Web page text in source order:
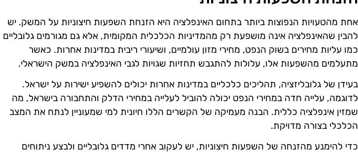
אחת מהטעויות הנפוצות ביותר בתחום האינפלציה היא הזנחת השפעות חיצוניות על המשק. יש
להבין שהאינפלציה אינה מושפעת רק מהמדיניות הכלכלית המקומית, אלא גם מגורמים גלובליים
כמו עליות מחירים בשוק הנפט, מחירי מזון עולמיים, ושיעורי ריבית במדינות אחרות. כאשר
מתעלמים מהשפעות אלו, עלולות להתגבש תחזיות שגויות לגבי האינפלציה במשק הישראלי.
בעידן של גלובליזציה, תהליכים כלכליים במדינות אחרות יכולים להשפיע ישירות על ישראל.
לדוגמה, עלייה חדה במחירי הנפט יכולה להוביל לעלייה במחירי הדלק והתחבורה בישראל, מה
שמזין אינפלציה כללית. הבנה מעמיקה של הקשרים הללו חיונית למי שמעוניין לנתח את המצב
הכלכלי בצורה מדויקת.
כדי להימנע מהזנחה של השפעות חיצוניות, יש לעקוב אחרי מדדים גלובליים ולבצע ניתוחים